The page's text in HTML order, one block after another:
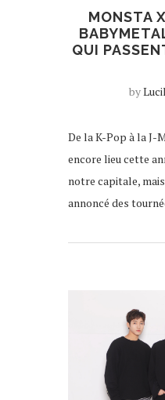
MONSTA
QUI
by
De la K-Pop à la J-
encore lieu cette
notre capitale,
annoncé des